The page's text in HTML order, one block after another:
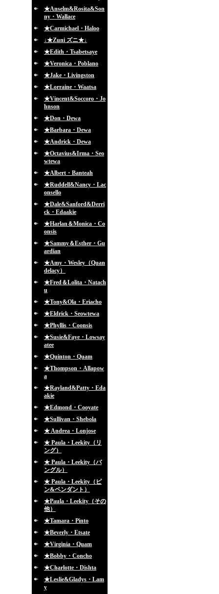
★Anselm&Rosita&Son
ny・Wallace
★Carmichael・Haloo
↓★Zuni ズニ★↓
★Edith・Tsabetsaye
★Veronica・Poblano
★Jake・Livingston
★Lorraine・Waatsa
★Vincent&Soccoro・Jo
hnson
★Don・Dewa
★Barbara・Dewa
★Andrick・Dewa
★Octavius&Irma・Seo
wtewa
★Albert・Banteah
★Ruddell&Nancy・Lac
onsello
★Dale&Sanford&Derri
ck・Edaakie
★Harlan＆Monica・Co
onsis
★Sammy＆Esther・Gu
ardian
★Amy・Wesley（Quan
delacy）
★Fred＆Lolita・Natach
u
★Tony&Ola・Eriacho
★Eldrick・Seowtewa
★Phyllis・Coonsis
★Susie&Faye・Lowsay
atee
★Quinton・Quam
★Thompson・Allapow
a
★Rayland&Patty・Eda
akie
★Edmond・Cooyate
★Sullivan・Shebola
★ Andrea・Lonjose
★ Paula・Leekity（リ
ング）
★ Paula・Leekity（バ
ングル）
★ Paula・Leekity（ピ
ン&ペンダント）
★Paula・Leekity（その
他）
★Tamara・Pinto
★Beverly・Etsate
★Virginia・Quam
★Bobby・Concho
★Charlotte・Dishta
★Leslie&Gladys・Lam
y